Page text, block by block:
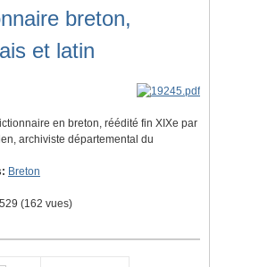
breton,
et latin
en breton, réédité fin XIXe par
archiviste départemental du
Breton
529 (162 vues)